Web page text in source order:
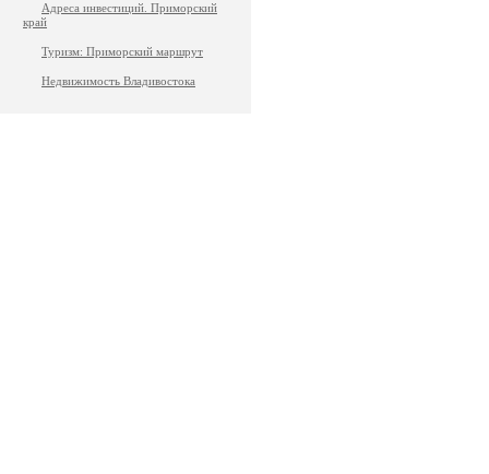
Адреса инвестиций. Приморский
край
Туризм: Приморский маршрут
Недвижимость Владивостока